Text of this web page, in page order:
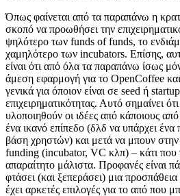
Όπως φαίνεται από τα παραπάνω η
σκοπό να προωθήσει την
ψηλότερο των funds of funds, το
χαμηλότερο των incubators. Επίσης,
είναι ότι από όλα τα παραπάνω ίσως
άμεση εφαρμογή για το OpenCoffee
γενικά για όποιον είναι σε seed ή
επιχειρηματικότητας. Αυτό σημαίνει
υλοποιηθούν οι ιδέες από κάποιους
ένα ικανό επίπεδο (δλδ να υπάρχει ένα
βάση χρηστών) και μετά να μπουν
funding (incubator, VC κλπ) – κάτι που
απαραίτητο μάλιστα. Προφανές είναι
φτάσει (και ξεπεράσει) μια
έχει αρκετές επιλογές για το από που